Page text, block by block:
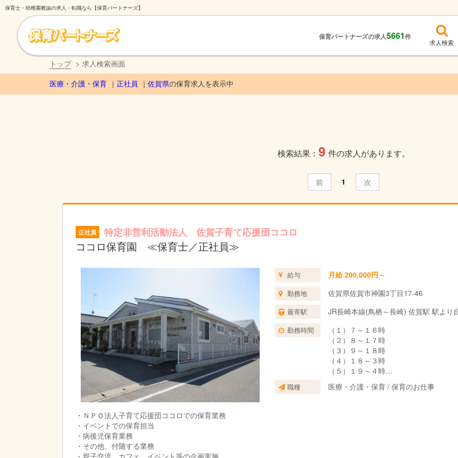
保育士・幼稚園教諭の求人・転職なら【保育パートナーズ】
保育パートナーズの求人5661件
求人検索
トップ 求人検索画面
医療・介護・保育 正社員 佐賀県の保育求人を表示中
検索結果： 9 件の求人があります。
前 1 次
正社員 特定非営利活動法人 佐賀子育て応援団ココロ
ココロ保育園 ≪保育士／正社員≫
給与 月給 200,000円～
勤務地 佐賀県佐賀市神園3丁目17-46
最寄駅 JR長崎本線(鳥栖～長崎) 佐賀駅 駅より
勤務時間
（１）７～１６時
（２）８～１７時
（３）９～１８時
（４）１８～３時
（５）１９～４時
＊（１）～（５）は一例です。
上記以外の時間帯で８時間（相談可）
職種 医療・介護・保育 / 保育のお仕事
・ＮＰＯ法人子育て応援団ココロでの保育業務
・イベントでの保育担当
・病後児保育業務
・その他、付随する業務
・親子交流、カフェ、イベント等の企画実施